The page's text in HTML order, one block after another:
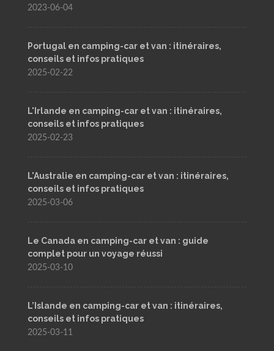
2023-06-04
Portugal en camping-car et van : itinéraires,
conseils et infos pratiques
2025-02-22
L'Irlande en camping-car et van : itinéraires,
conseils et infos pratiques
2025-02-23
L'Australie en camping-car et van : itinéraires,
conseils et infos pratiques
2025-03-06
Le Canada en camping-car et van : guide
complet pour un voyage réussi
2025-03-10
L’Islande en camping-car et van : itinéraires,
conseils et infos pratiques
2025-03-11